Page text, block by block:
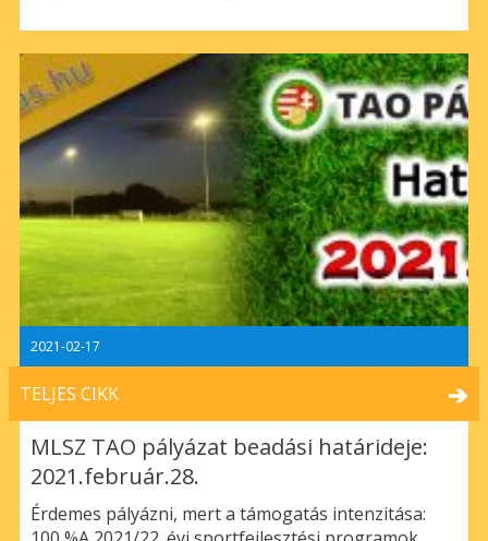
2021-02-17
TELJES CIKK
MLSZ TAO pályázat beadási határideje:
2021.február.28.
Érdemes pályázni, mert a támogatás intenzitása: